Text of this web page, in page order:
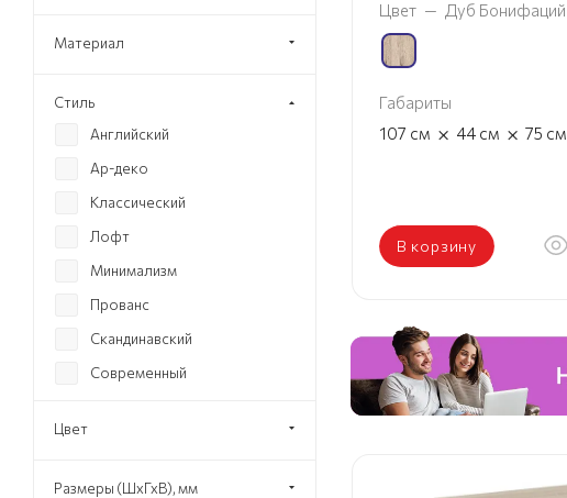
Цвет — Дуб Бонифаций
Габариты
107 см × 44 см × 75 см
В корзину
Материал
Стиль
Английский
Ар-деко
Классический
Лофт
Минимализм
Прованс
Скандинавский
Современный
Цвет
Размеры (ШхГхВ), мм